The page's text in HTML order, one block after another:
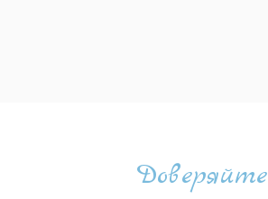
Доверяйте